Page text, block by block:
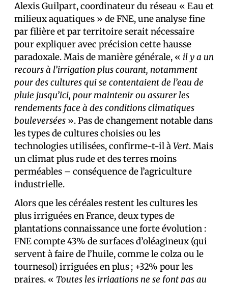
Alexis Guilpart, coordinateur du réseau « Eau et
milieux aquatiques » de FNE, une analyse fine
par filière et par territoire serait nécessaire
pour expliquer avec précision cette hausse
paradoxale. Mais de manière générale, « il y a un
recours à l’irrigation plus courant, notamment
pour des cultures qui se contentaient de l’eau de
pluie jusqu’ici, pour maintenir ou assurer les
rendements face à des conditions climatiques
bouleversées ». Pas de changement notable dans
les types de cultures choisies ou les
technologies utilisées, confirme-t-il àVert. Mais
un climat plus rude et des terres moins
perméables – conséquence de l’agriculture
industrielle.
Alors que les céréales restent les cultures les
plus irriguées en France, deux types de
plantations connaissance une forte évolution :
FNE compte 43% de surfaces d’oléagineux (qui
servent à faire de l’huile, comme le colza ou le
tournesol) irriguées en plus ; +32% pour les
praires. « Toutes les irrigations ne se font pas au